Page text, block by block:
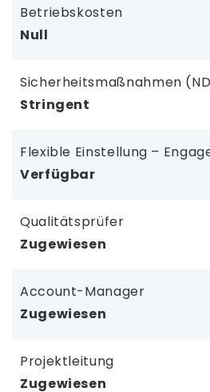
Betriebskosten
Null
Sicherheitsmaßnahmen
Stringent
Flexible Einstellung –
Verfügbar
Qualitätsprüfer
Zugewiesen
Account-Manager
Zugewiesen
Projektleitung
Zugewiesen